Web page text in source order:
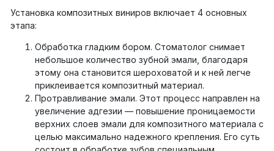
Установка композитных виниров включает 4 основных
этапа:
Обработка гладким бором. Стоматолог снимает
небольшое количество зубной эмали, благодаря
этому она становится шероховатой и к ней легче
приклеивается композитный материал.
Протравливание эмали. Этот процесс направлен на
увеличение адгезии — повышение проницаемости
верхних слоев эмали для композитного материала с
целью максимально надежного крепления. Его суть